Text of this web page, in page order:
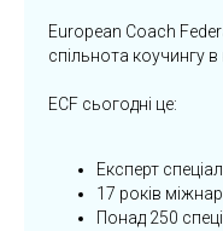
European Coach
спільнота коучингу в
ECF сьогодні це:
Експерт
17 років
Понад 250